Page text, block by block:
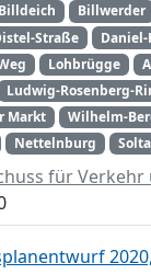
Billwerder
Straße
Lohbrügge
Ludwig-Rosenberg-
Markt
Wilhelm-
Nettelnburg
für